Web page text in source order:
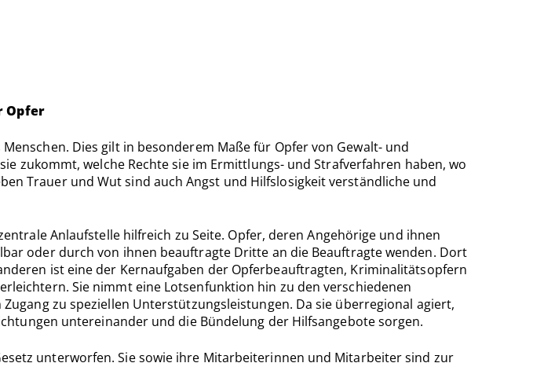
Opfer
Dies gilt in besonderem Maße für Opfer von Gewalt- und
zukommt, welche Rechte sie im Ermittlungs- und Strafverfahren haben, wo
Trauer und Wut sind auch Angst und Hilfslosigkeit verständliche und
Anlaufstelle hilfreich zu Seite. Opfer, deren Angehörige und ihnen
oder durch von ihnen beauftragte Dritte an die Beauftragte wenden. Dort
ist eine der Kernaufgaben der Opferbeauftragten, Kriminalitätsopfern
Sie nimmt eine Lotsenfunktion hin zu den verschiedenen
zu speziellen Unterstützungsleistungen. Da sie überregional agiert,
untereinander und die Bündelung der Hilfsangebote sorgen.
unterworfen. Sie sowie ihre Mitarbeiterinnen und Mitarbeiter sind zur